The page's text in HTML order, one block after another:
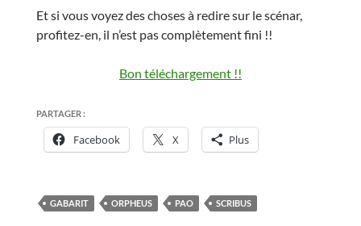
Et si vous voyez des choses à redire sur le scénar,
profitez-en, il n’est pas complètement fini !!
Bon téléchargement !!
PARTAGER :
Facebook X Plus
GABARIT ORPHEUS PAO SCRIBUS